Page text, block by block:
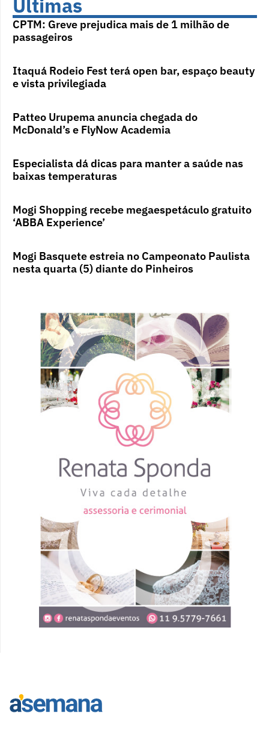
Últimas
CPTM: Greve prejudica mais de 1 milhão de
passageiros
Itaquá Rodeio Fest terá open bar, espaço beauty
e vista privilegiada
Patteo Urupema anuncia chegada do
McDonald’s e FlyNow Academia
Especialista dá dicas para manter a saúde nas
baixas temperaturas
Mogi Shopping recebe megaespetáculo gratuito
‘ABBA Experience’
Mogi Basquete estreia no Campeonato Paulista
nesta quarta (5) diante do Pinheiros